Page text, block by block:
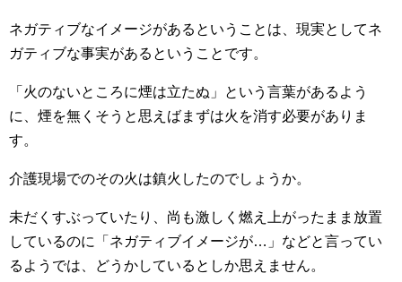
ネガティブなイメージがあるということは、現実としてネ
ガティブな事実があるということです。
「火のないところに煙は立たぬ」という言葉があるよう
に、煙を無くそうと思えばまずは火を消す必要がありま
す。
介護現場でのその火は鎮火したのでしょうか。
未だくすぶっていたり、尚も激しく燃え上がったまま放置
しているのに「ネガティブイメージが…」などと言ってい
るようでは、どうかしているとしか思えません。